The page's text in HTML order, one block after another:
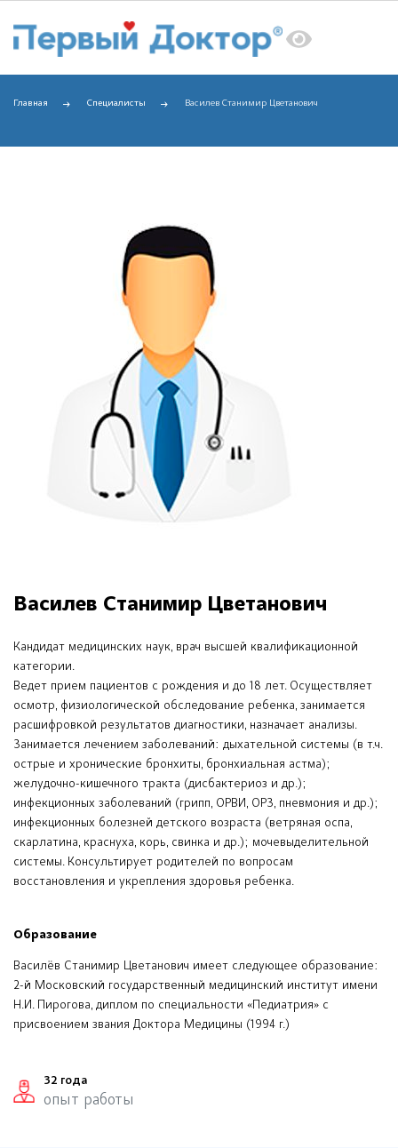
Главная Специалисты Василев Станимир Цветанович
Василев Станимир Цветанович
Кандидат медицинских наук, врач высшей квалификационной
категории.
Ведет прием пациентов с рождения и до 18 лет. Осуществляет
осмотр, физиологической обследование ребенка, занимается
расшифровкой результатов диагностики, назначает анализы.
Занимается лечением заболеваний: дыхательной системы (в т.ч.
острые и хронические бронхиты, бронхиальная астма);
желудочно-кишечного тракта (дисбактериоз и др.);
инфекционных заболеваний (грипп, ОРВИ, ОРЗ, пневмония и др.);
инфекционных болезней детского возраста (ветряная оспа,
скарлатина, краснуха, корь, свинка и др.); мочевыделительной
системы. Консультирует родителей по вопросам
восстановления и укрепления здоровья ребенка.
Образование
Василёв Станимир Цветанович имеет следующее образование:
2-й Московский государственный медицинский институт имени
Н.И. Пирогова, диплом по специальности «Педиатрия» с
присвоением звания Доктора Медицины (1994 г.)
32 года
опыт работы